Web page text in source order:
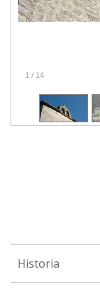
1 / 14
Historia